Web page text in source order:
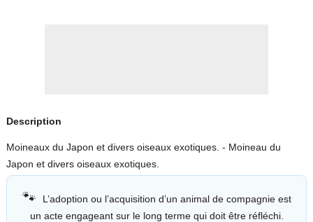
Description
Moineaux du Japon et divers oiseaux exotiques. - Moineau du
Japon et divers oiseaux exotiques.
🐾
L’adoption ou l’acquisition d’un animal de compagnie est
un acte engageant sur le long terme qui doit être réfléchi.